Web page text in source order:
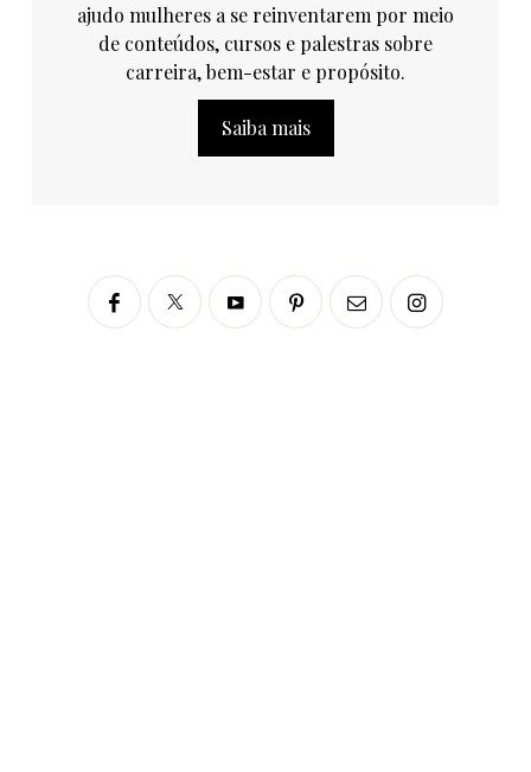
ajudo mulheres a se reinventarem por meio
de conteúdos, cursos e palestras sobre
carreira, bem-estar e propósito.
Saiba mais